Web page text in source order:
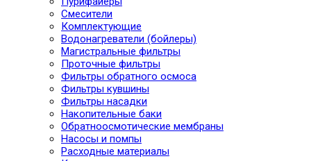
Смесители
Комплектующие
Водонагреватели (бойлеры)
Магистральные фильтры
Проточные фильтры
Фильтры обратного осмоса
Фильтры кувшины
Фильтры насадки
Накопительные баки
Обратноосмотические мембраны
Насосы и помпы
Расходные материалы